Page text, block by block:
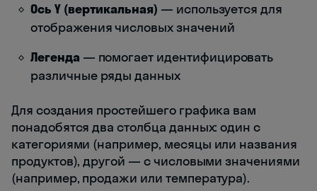
Ось Y (вертикальная) — используется для
отображения числовых значений
Легенда — помогает идентифицировать
различные ряды данных
Для создания простейшего графика вам
понадобятся два столбца данных: один с
категориями (например, месяцы или названия
продуктов), другой — с числовыми значениями
(например, продажи или температура).